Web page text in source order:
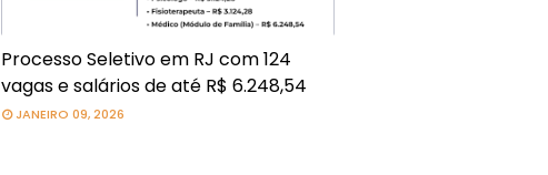
Processo Seletivo em RJ com 124
vagas e salários de até R$ 6.248,54
JANEIRO 09, 2026